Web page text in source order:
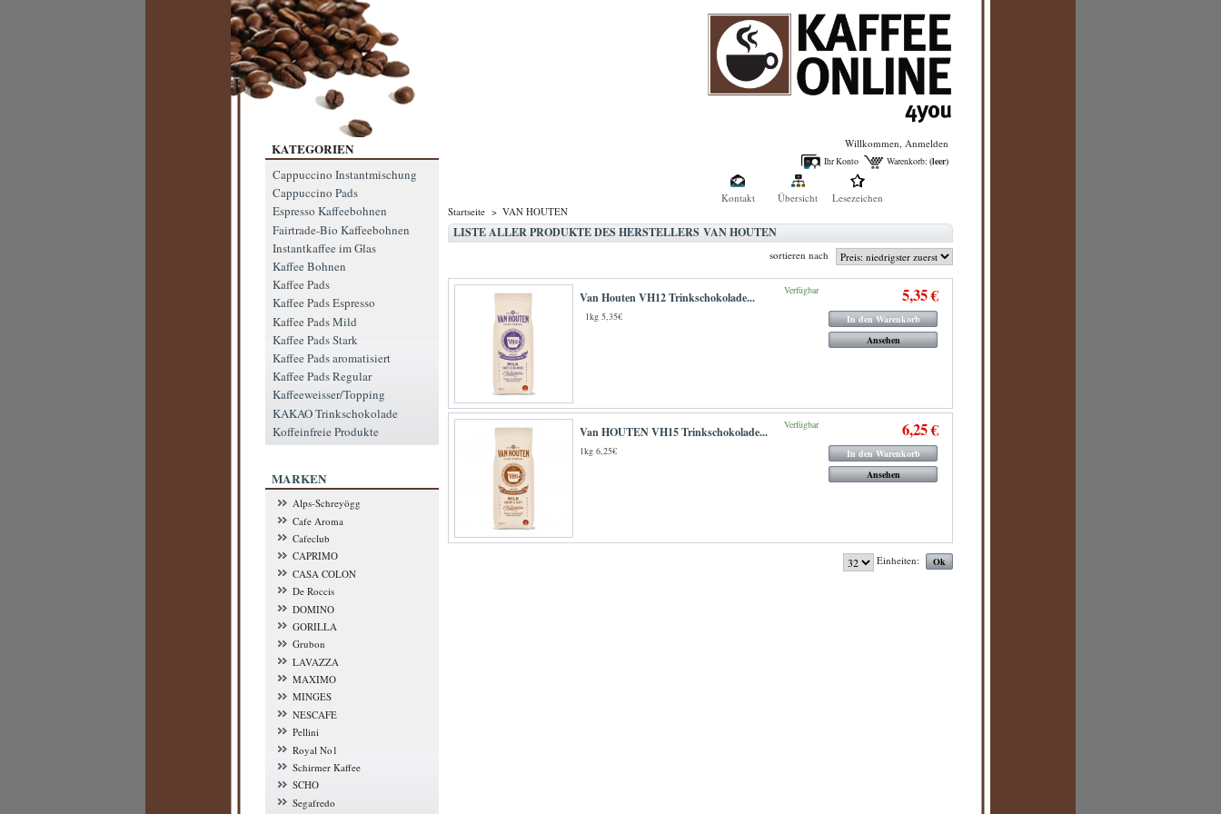
Willkommen, Anmelden
Warenkorb: (leer)
Ihr Konto
Kontakt Übersicht Lesezeichen
KATEGORIEN
Cappuccino Instantmischung
Cappuccino Pads
Espresso Kaffeebohnen
Fairtrade-Bio Kaffeebohnen
Instantkaffee im Glas
Kaffee Bohnen
Kaffee Pads
Kaffee Pads Espresso
Kaffee Pads Mild
Kaffee Pads Stark
Kaffee Pads aromatisiert
Kaffee Pads Regular
Kaffeeweisser/Topping
KAKAO Trinkschokolade
Koffeinfreie Produkte
MARKEN
Alps-Schreyögg
Cafe Aroma
Cafeclub
CAPRIMO
CASA COLON
De Roccis
DOMINO
GORILLA
Grubon
LAVAZZA
MAXIMO
MINGES
NESCAFE
Pellini
Royal No1
Schirmer Kaffee
SCHO
Segafredo
Startseite > VAN HOUTEN
LISTE ALLER PRODUKTE DES HERSTELLERS VAN HOUTEN
sortieren nach
Verfügbar
Van Houten VH12 Trinkschokolade...
1kg 5,35€
5,35 €
In den Warenkorb
Ansehen
Verfügbar
Van HOUTEN VH15 Trinkschokolade...
1kg 6,25€
6,25 €
In den Warenkorb
Ansehen
Einheiten: